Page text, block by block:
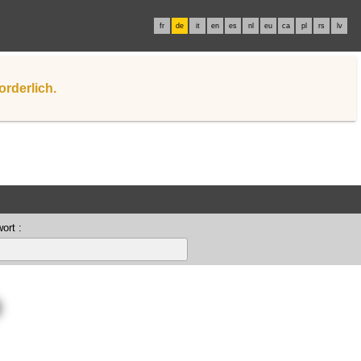
fr de it en es nl eu ca pl rs lv
: